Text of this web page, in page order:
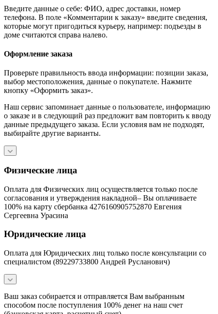
Введите данные о себе: ФИО, адрес доставки, номер
телефона. В поле «Комментарии к заказу» введите сведения,
которые могут пригодиться курьеру, например: подъезды в
доме считаются справа налево.
Оформление заказа
Проверьте правильность ввода информации: позиции заказа,
выбор местоположения, данные о покупателе. Нажмите
кнопку «Оформить заказ».
Наш сервис запоминает данные о пользователе, информацию
о заказе и в следующий раз предложит вам повторить к вводу
данные предыдущего заказа. Если условия вам не подходят,
выбирайте другие варианты.
Физические лица
Оплата для Физических лиц осуществляется только после
согласования и утверждения накладной– Вы оплачиваете
100% на карту сбербанка 4276160905752870 Евгения
Сергеевна Урасина
Юридические лица
Оплата для Юридических лиц только после консультации со
специалистом (89229733800 Андрей Русланович)
Ваш заказ собирается и отправляется Вам выбранным
способом после поступления 100% денег на наш счет